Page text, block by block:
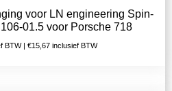
voor LN engineering Spin-
01.5 voor Porsche 718
BTW | €15,67inclusief BTW